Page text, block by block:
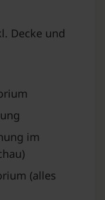
Decke und
im
(alles